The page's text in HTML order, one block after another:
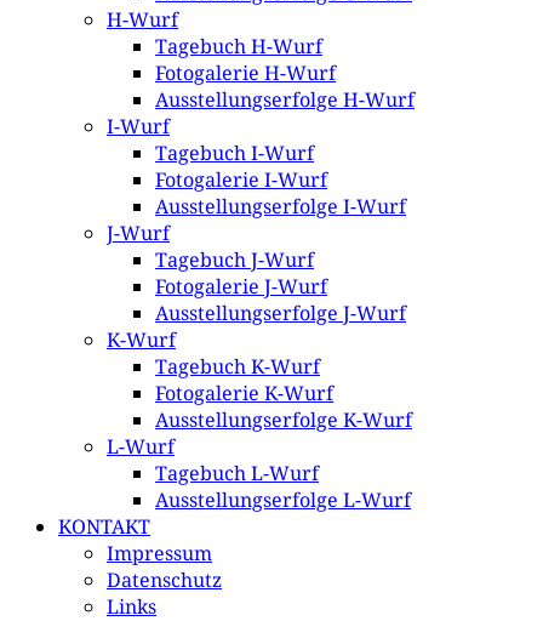
H-Wurf
Tagebuch H-Wurf
Fotogalerie H-Wurf
Ausstellungserfolge H-Wurf
I-Wurf
Tagebuch I-Wurf
Fotogalerie I-Wurf
Ausstellungserfolge I-Wurf
J-Wurf
Tagebuch J-Wurf
Fotogalerie J-Wurf
Ausstellungserfolge J-Wurf
K-Wurf
Tagebuch K-Wurf
Fotogalerie K-Wurf
Ausstellungserfolge K-Wurf
L-Wurf
Tagebuch L-Wurf
Ausstellungserfolge L-Wurf
KONTAKT
Impressum
Datenschutz
Links